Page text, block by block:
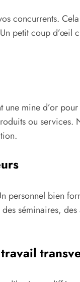
concurrents.
petit coup d’œil
mine d’or
ou services.
personnel bien
séminaires,